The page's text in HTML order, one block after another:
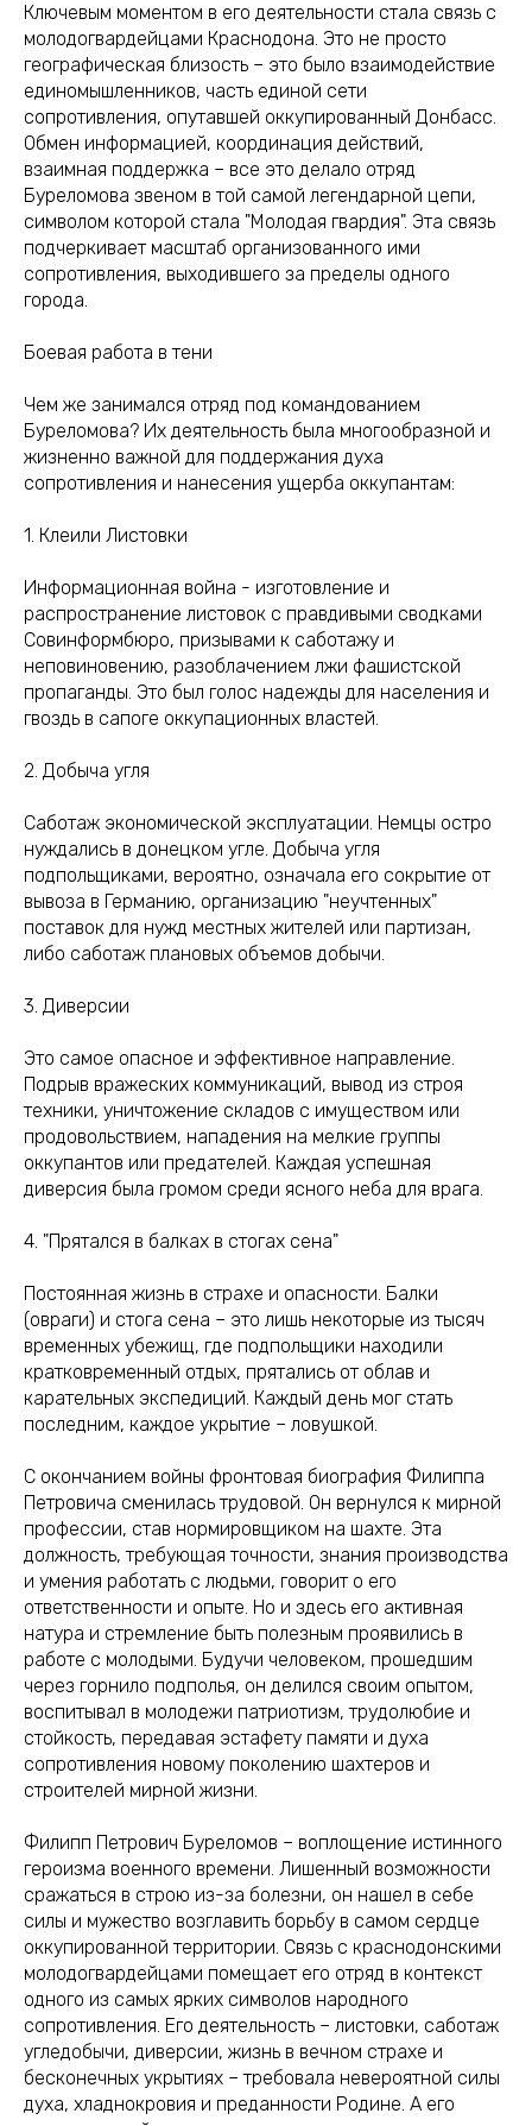
Ключевым моментом в его деятельности стала связь с
молодогвардейцами Краснодона. Это не просто
географическая близость – это было взаимодействие
единомышленников, часть единой сети
сопротивления, опутавшей оккупированный Донбасс.
Обмен информацией, координация действий,
взаимная поддержка – все это делало отряд
Буреломова звеном в той самой легендарной цепи,
символом которой стала "Молодая гвардия". Эта связь
подчеркивает масштаб организованного ими
сопротивления, выходившего за пределы одного
города.
Боевая работа в тени
Чем же занимался отряд под командованием
Буреломова? Их деятельность была многообразной и
жизненно важной для поддержания духа
сопротивления и нанесения ущерба оккупантам:
1. Клеили Листовки
Информационная война - изготовление и
распространение листовок с правдивыми сводками
Совинформбюро, призывами к саботажу и
неповиновению, разоблачением лжи фашистской
пропаганды. Это был голос надежды для населения и
гвоздь в сапоге оккупационных властей.
2. Добыча угля
Саботаж экономической эксплуатации. Немцы остро
нуждались в донецком угле. Добыча угля
подпольщиками, вероятно, означала его сокрытие от
вывоза в Германию, организацию "неучтенных"
поставок для нужд местных жителей или партизан,
либо саботаж плановых объемов добычи.
3. Диверсии
Это самое опасное и эффективное направление.
Подрыв вражеских коммуникаций, вывод из строя
техники, уничтожение складов с имуществом или
продовольствием, нападения на мелкие группы
оккупантов или предателей. Каждая успешная
диверсия была громом среди ясного неба для врага.
4. "Прятался в балках в стогах сена"
Постоянная жизнь в страхе и опасности. Балки
(овраги) и стога сена – это лишь некоторые из тысяч
временных убежищ, где подпольщики находили
кратковременный отдых, прятались от облав и
карательных экспедиций. Каждый день мог стать
последним, каждое укрытие – ловушкой.
С окончанием войны фронтовая биография Филиппа
Петровича сменилась трудовой. Он вернулся к мирной
профессии, став нормировщиком на шахте. Эта
должность, требующая точности, знания производства
и умения работать с людьми, говорит о его
ответственности и опыте. Но и здесь его активная
натура и стремление быть полезным проявились в
работе с молодыми. Будучи человеком, прошедшим
через горнило подполья, он делился своим опытом,
воспитывал в молодежи патриотизм, трудолюбие и
стойкость, передавая эстафету памяти и духа
сопротивления новому поколению шахтеров и
строителей мирной жизни.
Филипп Петрович Буреломов – воплощение истинного
героизма военного времени. Лишенный возможности
сражаться в строю из-за болезни, он нашел в себе
силы и мужество возглавить борьбу в самом сердце
оккупированной территории. Связь с краснодонскими
молодогвардейцами помещает его отряд в контекст
одного из самых ярких символов народного
сопротивления. Его деятельность – листовки, саботаж
угледобычи, диверсии, жизнь в вечном страхе и
бесконечных укрытиях – требовала невероятной силы
духа, хладнокровия и преданности Родине. А его